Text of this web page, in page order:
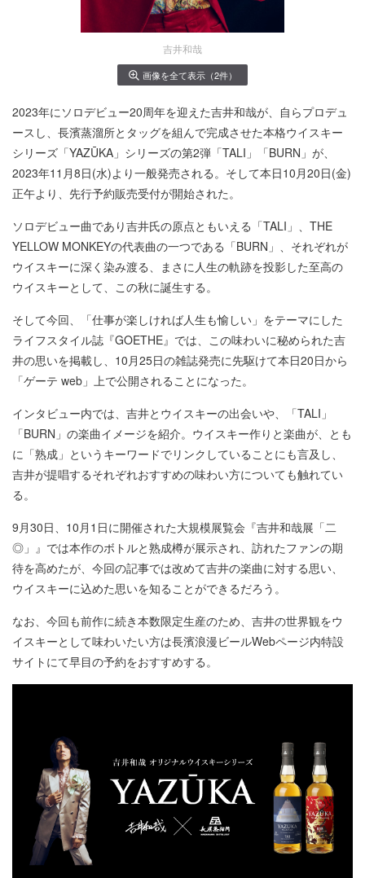
吉井和哉
画像を全て表示（2件）
2023年にソロデビュー20周年を迎えた吉井和哉が、自らプロデュ
ースし、長濱蒸溜所とタッグを組んで完成させた本格ウイスキー
シリーズ「YAZŪKA」シリーズの第2弾「TALI」「BURN」が、
2023年11月8日(水)より一般発売される。そして本日10月20日(金)
正午より、先行予約販売受付が開始された。
ソロデビュー曲であり吉井氏の原点ともいえる「TALI」、THE
YELLOW MONKEYの代表曲の一つである「BURN」、それぞれが
ウイスキーに深く染み渡る、まさに人生の軌跡を投影した至高の
ウイスキーとして、この秋に誕生する。
そして今回、「仕事が楽しければ人生も愉しい」をテーマにした
ライフスタイル誌『GOETHE』では、この味わいに秘められた吉
井の思いを掲載し、10月25日の雑誌発売に先駆けて本日20日から
「ゲーテ web」上で公開されることになった。
インタビュー内では、吉井とウイスキーの出会いや、「TALI」
「BURN」の楽曲イメージを紹介。ウイスキー作りと楽曲が、とも
に「熟成」というキーワードでリンクしていることにも言及し、
吉井が提唱するそれぞれおすすめの味わい方についても触れてい
る。
9月30日、10月1日に開催された大規模展覧会『吉井和哉展「二
◎」』では本作のボトルと熟成樽が展示され、訪れたファンの期
待を高めたが、今回の記事では改めて吉井の楽曲に対する思い、
ウイスキーに込めた思いを知ることができるだろう。
なお、今回も前作に続き本数限定生産のため、吉井の世界観をウ
イスキーとして味わいたい方は長濱浪漫ビールWebページ内特設
サイトにて早目の予約をおすすめする。